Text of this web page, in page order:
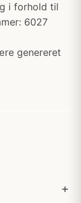
i forhold til
6027
genereret